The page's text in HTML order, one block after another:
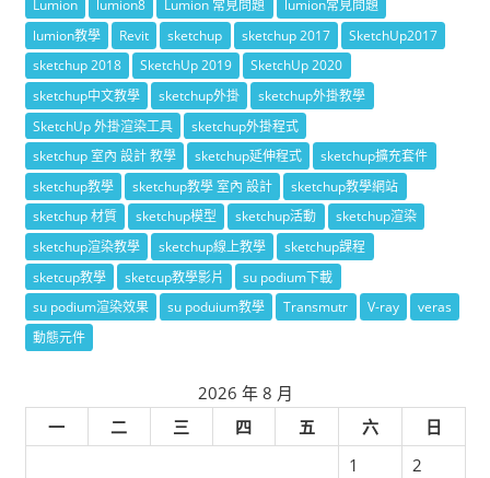
Lumion lumion8 Lumion 常見問題
lumion常見問題
lumion教學
Revit sketchup sketchup 2017
SketchUp2017
sketchup 2018
SketchUp 2019
SketchUp 2020
sketchup中文教學
sketchup外掛
sketchup外掛教學
SketchUp 外掛渲染工具
sketchup外掛程式
sketchup 室內 設計 教學
sketchup延伸程式
sketchup擴充套件
sketchup教學
sketchup教學 室內 設計
sketchup教學網站
sketchup 材質
sketchup模型 sketchup活動
sketchup渲染
sketchup渲染教學
sketchup線上教學
sketchup課程
sketcup教學
sketcup教學影片
su podium下載
su podium渲染效果
su poduium教學 Transmutr V-ray
veras
動態元件
2026 年 8 月
一
二 三 四 五 六
日
1
2